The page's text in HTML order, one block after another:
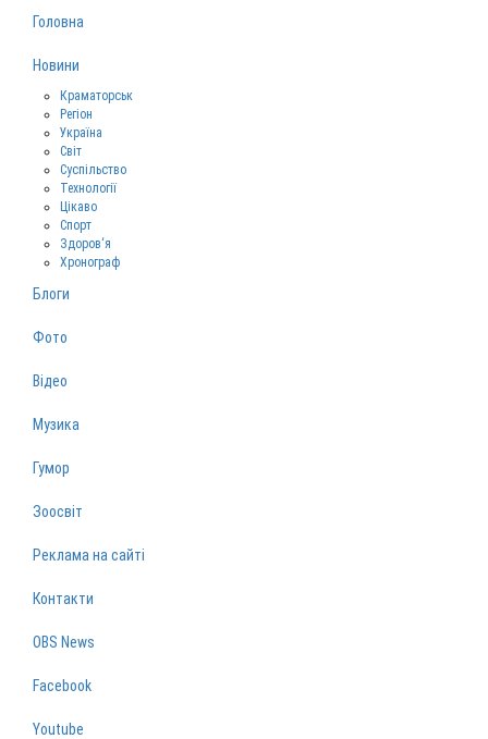
Головна
Новини
Краматорськ
Регіон
Україна
Світ
Суспільство
Технології
Цікаво
Спорт
Здоров‘я
Хронограф
Блоги
Фото
Відео
Музика
Гумор
Зоосвіт
Реклама на сайті
Контакти
OBS News
Facebook
Youtube